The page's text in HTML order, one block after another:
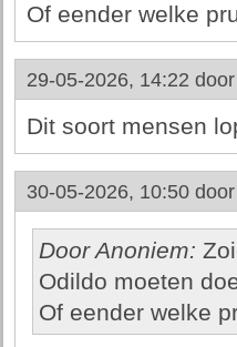
Of eender welke
29-05-2026, 14:22 door
Dit soort mensen
30-05-2026, 10:50 door
Door Anoniem:
Odildo moeten
Of eender welke